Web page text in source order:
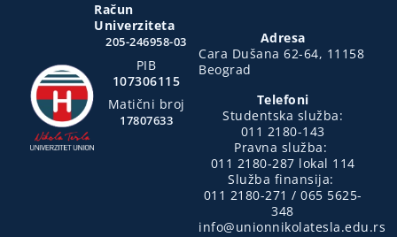
Račun
Univerziteta
205-246958-03
PIB
107306115
Matični broj
17807633
Adresa
Cara Dušana 62-64, 11158
Beograd
Telefoni
Studentska služba:
011 2180-143
Pravna služba:
011 2180-287 lokal 114
Služba finansija:
011 2180-271 / 065 5625-
348
info@unionnikolatesla.edu.rs